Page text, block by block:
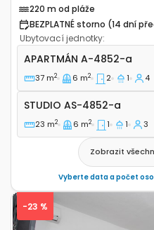
220 m od pláže
BEZPLATNÉ storno (14 dní
Ubytovací jednotky:
Dvoupokojový
APARTMÁN A-4852-a
37 m2 6 m2 2 1 4
Studio AS-4852-a
STUDIO AS-4852-a
23 m2 6 m2 1 1 3
Zobrazit
Vyberte data a počet
-23 %